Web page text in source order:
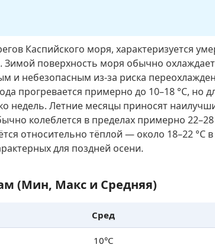
Каспийского моря, характеризуется
поверхность моря обычно
и небезопасным из-за риска
прогревается примерно до 10–18 °C, но
недель. Летние месяцы приносят
колеблется в пределах примерно 22–28
относительно тёплой — около 18–22 °C
для поздней осени.
(Мин, Макс и Средняя)
Сред
10°C